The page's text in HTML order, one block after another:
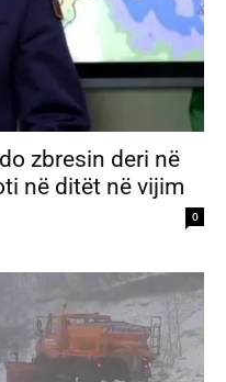
zbresin deri në
në ditët në vijim
0